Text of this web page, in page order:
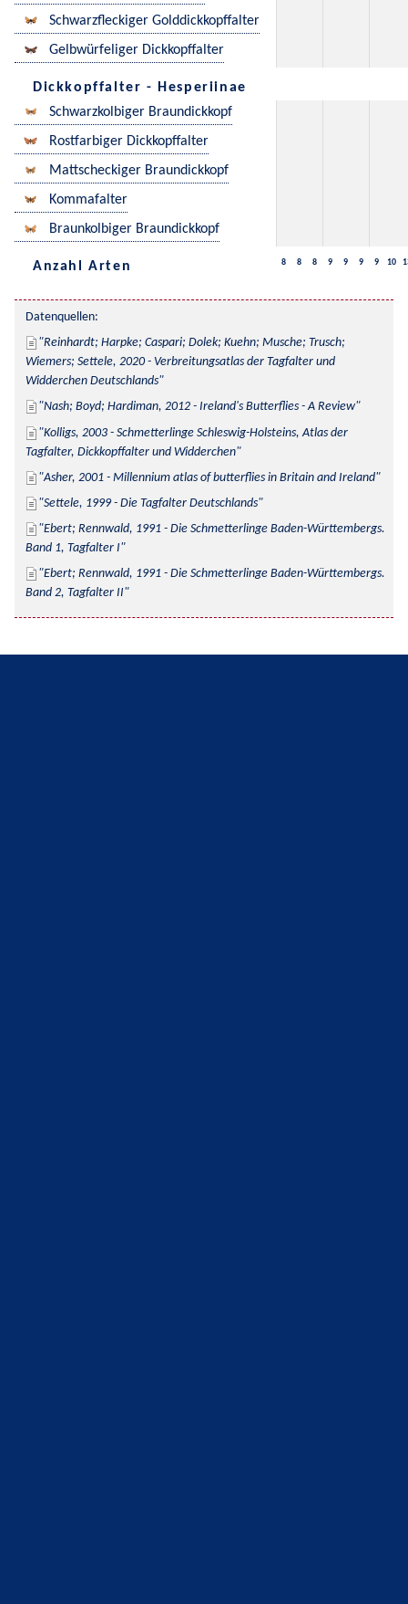
Schwarzfleckiger Golddickkopffalter
Gelbwürfeliger Dickkopffalter
Dickkopffalter - Hesperiinae
Schwarzkolbiger Braundickkopf
Rostfarbiger Dickkopffalter
Mattscheckiger Braundickkopf
Kommafalter
Braunkolbiger Braundickkopf
Anzahl Arten 8 8 8 9 9 9 9 10
Datenquellen:
Reinhardt; Harpke; Caspari; Dolek; Kuehn; Musche; Trusch;
Wiemers; Settele, 2020 - Verbreitungsatlas der Tagfalter und
Widderchen Deutschlands
Nash; Boyd; Hardiman, 2012 - Ireland's Butterflies - A Review
Kolligs, 2003 - Schmetterlinge Schleswig-Holsteins, Atlas der
Tagfalter, Dickkopffalter und Widderchen
Asher, 2001 - Millennium atlas of butterflies in Britain and Ireland
Settele, 1999 - Die Tagfalter Deutschlands
Ebert; Rennwald, 1991 - Die Schmetterlinge Baden-Württembergs.
Band 1, Tagfalter I
Ebert; Rennwald, 1991 - Die Schmetterlinge Baden-Württembergs.
Band 2, Tagfalter II